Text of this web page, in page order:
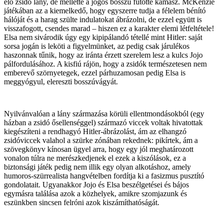
játékában az a kiemelkedő, hogy egyszerre tudja a félelem bénító
hálóját és a harag szülte indulatokat ábrázolni, de ezzel együtt is
visszafogott, csendes marad – hiszen ez a karakter elemi létfeltétele!
Elsa nem sivárodik úgy egy kipipálandó tétellé mint Hitler: saját
sorsa jogán is leköti a figyelmünket, az pedig csak járulékos
haszonnak tűnik, hogy az iránta érzett szerelem lesz a kulcs Jojo
pálfordulásához. A kisfiú rájön, hogy a zsidók természetesen nem
emberevő szörnyetegek, ezzel párhuzamosan pedig Elsa is
meggyógyul, elereszti bosszúvágyát.
Nyilvánvalóan a lány származása körüli ellentmondásokból (egy
házban a zsidó ősellenséggel) származó viccek voltak hivatottak
kiegészíteni a rendhagyó Hitler-ábrázolást, ám az elhangzó
zsidóviccek valahol a szürke zónában rekednek: pikírtek, ám a
szövegkönyv kínosan ügyel arra, hogy egy jól meghatározott
vonalon túlra ne merészkedjenek el ezek a kiszólások, ez a
biztonsági játék pedig nem illik egy olyan alkotáshoz, amely
humoros-szürrealista hangvételben fordítja ki a fasizmus pusztító
gondolatait. Ugyanakkor Jojo és Elsa beszélgetései és bájos
egymásra találása azok a közhelyek, amikre szomjazunk és
eszünkben sincsen felróni azok kiszámíthatóságát.